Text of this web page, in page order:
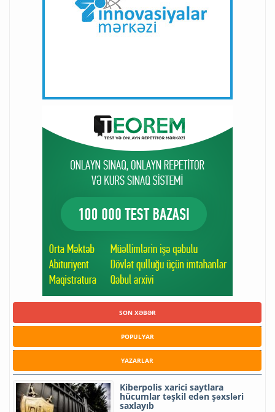
SON XƏBƏR
POPULYAR
YAZARLAR
Kiberpolis xarici saytlara
hücumlar təşkil edən şəxsləri
saxlayıb